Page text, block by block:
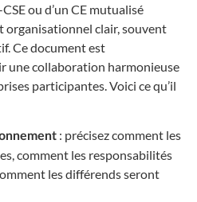
ou d’un CE mutualisé
organisationnel clair, souvent
Ce document est
une collaboration harmonieuse
participantes. Voici ce qu’il
: précisez comment les
comment les responsabilités
les différends seront